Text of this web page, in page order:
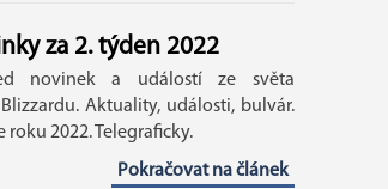
za 2. týden 2022
novinek a událostí ze světa
Aktuality, události, bulvár.
roku 2022. Telegraficky.
Pokračovat na článek